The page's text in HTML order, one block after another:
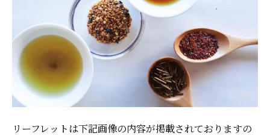
リーフレットは下記画像の内容が掲載されておりますの